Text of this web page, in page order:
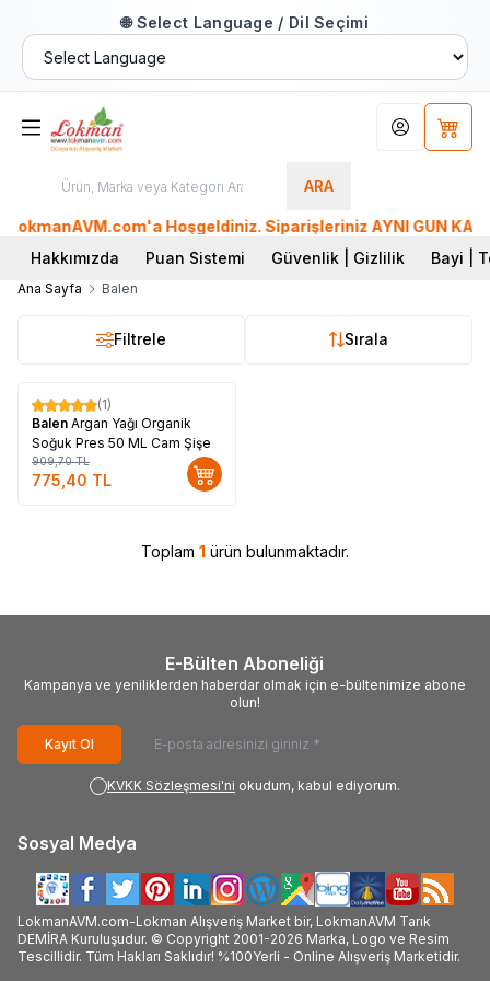
🌐 Select Language / Dil Seçimi
ARA
Hesabım
Hoşgeldiniz. Siparişleriniz AYNI GÜN
Hakkımızda
Puan Sistemi Güvenlik | Gizlilik Bayi |
Ana Sayfa Balen
Filtrele Sırala
%15
(1)
Balen Argan Yağı Organik
Soğuk Pres 50 ML Cam Şişe
909,70TL
775,40 TL
Toplam 1 ürün bulunmaktadır.
E-Bülten Aboneliği
Kampanya ve yeniliklerden haberdar olmak için e-bültenimize abone
olun!
Kayıt Ol
KVKK Sözleşmesi'ni okudum, kabul ediyorum.
Sosyal Medya
LokmanAVM.com-Lokman Alışveriş Market bir, LokmanAVM Tarık
DEMİRA Kuruluşudur. © Copyright 2001-2026 Marka, Logo ve Resim
Tescillidir. Tüm Hakları Saklıdır! %100Yerli - Online Alışveriş Marketidir.